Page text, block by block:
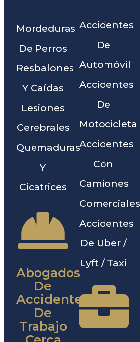
Mordeduras
De Perros
Resbalones
Y Caídas
Lesiones
Cerebrales
Quemaduras
Y
Cicatrices
Abogados
De
Accidentes
De
Trabajo
Accidentes
De
Automóvil
Accidentes
De
Motocicleta
Accidentes
Con
Camiones
Comerciales
Accidentes
De Uber /
Lyft / Taxi